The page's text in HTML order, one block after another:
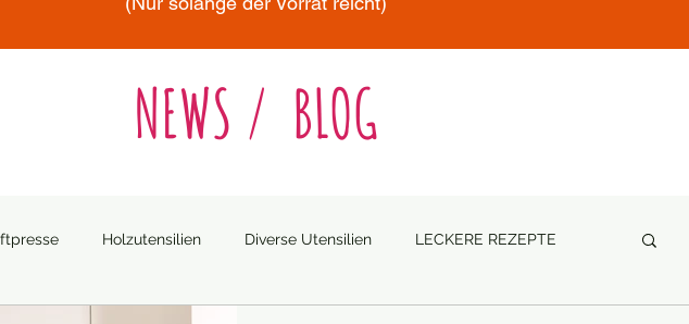
NEWS / BLOG
Holzutensilien Diverse Utensilien LECKERE REZEPTE